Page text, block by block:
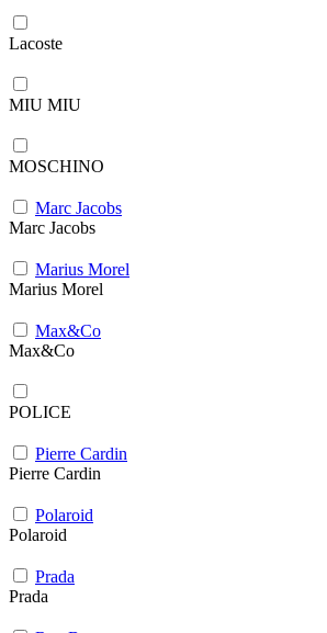
Lacoste
MIU MIU
MOSCHINO
Marc Jacobs
Marc Jacobs
Marius Morel
Marius Morel
Max&Co
Max&Co
POLICE
Pierre Cardin
Pierre Cardin
Polaroid
Polaroid
Prada
Prada